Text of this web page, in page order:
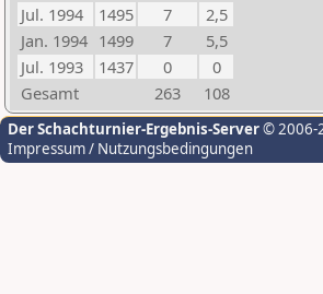
Jul. 1994
1495 7
2,5
Jan. 1994 1499 7
5,5
Jul. 1993
1437 0
0
Gesamt
263 108
Der Schachturnier-Ergebnis-Server© 2006-
Impressum / Nutzungsbedingungen